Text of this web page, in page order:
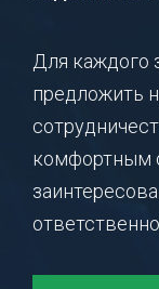
Для каждого
предложить
комфортным